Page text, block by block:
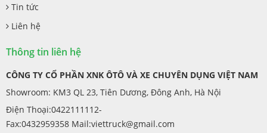
Tin tức
Liên hệ
Thông tin liên hệ
CÔNG TY CỔ PHẦN XNK ÔTÔ VÀ XE CHUYÊN DỤNG VIỆT NAM
Showroom: KM3 QL 23, Tiên Dương, Đông Anh, Hà Nội
Điện Thoại:0422111112-
Fax:0432959358 Mail:viettruck@gmail.com